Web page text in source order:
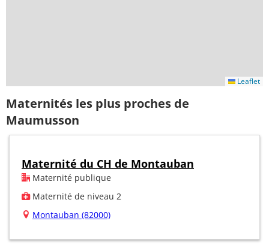
Leaflet
Maternités les plus proches de
Maumusson
Maternité du CH de Montauban
Maternité publique
Maternité de niveau 2
Montauban (82000)